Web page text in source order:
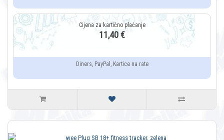
11,40 €
Diners, PayPal, Kartice na rate